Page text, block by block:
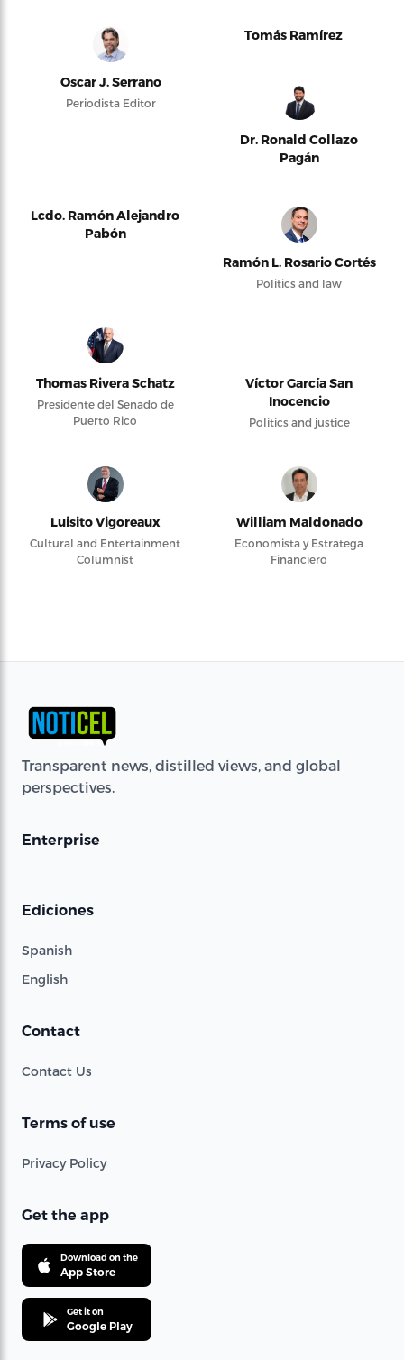
Oscar J. Serrano
Periodista Editor
Tomás Ramírez
Dr. Ronald Collazo
Pagán
Lcdo. Ramón Alejandro
Pabón
Ramón L. Rosario Cortés
Politics and law
Thomas Rivera Schatz
Presidente del Senado de
Puerto Rico
Víctor García San
Inocencio
Politics and justice
Luisito Vigoreaux
Cultural and Entertainment
Columnist
William Maldonado
Economista y Estratega
Financiero
Transparent news, distilled views, and global
perspectives.
Enterprise
Ediciones
Spanish
English
Contact
Contact Us
Terms of use
Privacy Policy
Get the app
Download on the
App Store
Get it on
Google Play